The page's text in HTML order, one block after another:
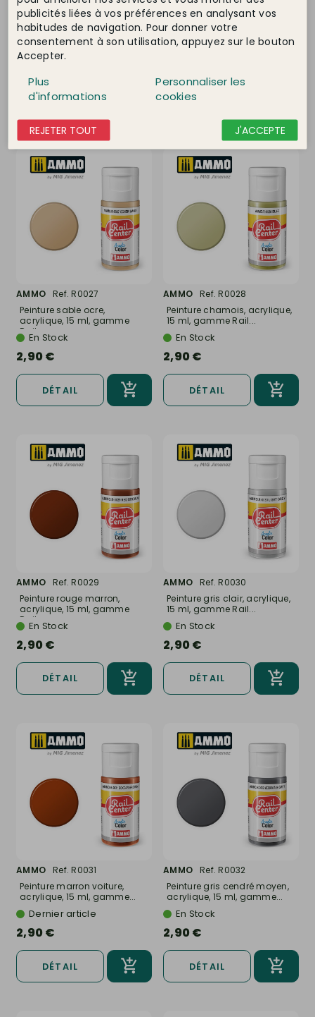
AMMO
Ref. R0025
Peinture rouge FRET,
acrylique, 15 ml, gamme
Rail...En Stock
DÉTAIL
AMMO
Ref. R0026
Peinture livrée béton,
acrylique, 15 ml, gamme
Rail...
Indisponible
DÉTAIL
AMMO
Ref. R0027
Peinture sable ocre,
acrylique, 15 ml, gamme
Rail...
En Stock
2,90 €
DÉTAIL
AMMO
Ref. R0028
Peinture chamois, acrylique,
15 ml, gamme Rail...
En Stock
2,90 €
DÉTAIL
AMMO
Ref. R0029
Peinture rouge marron,
acrylique, 15 ml, gamme
Rail...En Stock
2,90 €
DÉTAIL
AMMO
Ref. R0030
Peinture gris clair, acrylique,
15 ml, gamme Rail...
En Stock
2,90 €
DÉTAIL
AMMO
Ref. R0031
Peinture marron voiture,
acrylique, 15 ml, gamme...
Dernier article
2,90 €
DÉTAIL
AMMO
Ref. R0032
Peinture gris cendré moyen,
acrylique, 15 ml, gamme...
En Stock
2,90 €
DÉTAIL
publicités liées à vos préférences en analysant vos
habitudes de navigation. Pour donner votre
consentement à son utilisation, appuyez sur le bouton
Accepter.
Plus
d'informations
Personnaliser les
cookies
REJETER TOUT J'ACCEPTE